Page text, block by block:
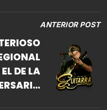
ANTERIOR POST
DE LA